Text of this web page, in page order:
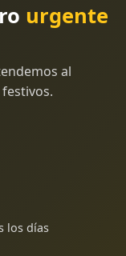
urgente
al
los días